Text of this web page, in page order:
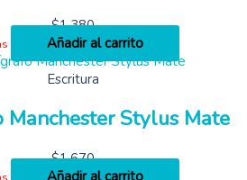
$1,380
Añadir al carrito
Escritura
Stylus Mate
$1,670
Añadir al carrito